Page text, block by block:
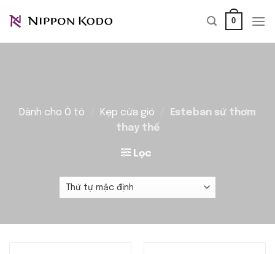
qua
0
Dành cho Ô tô Kẹp cửa gió
Esteban sứ thơm
thay thế
Lọc